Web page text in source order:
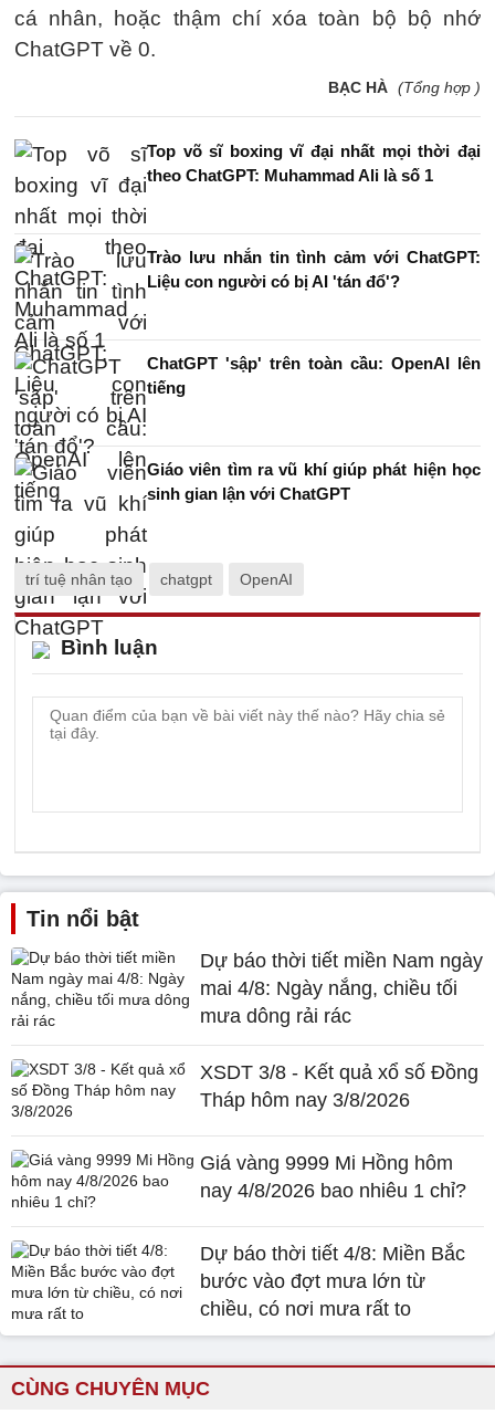
cá nhân, hoặc thậm chí xóa toàn bộ bộ nhớ
ChatGPT về 0.
BẠC HÀ (Tổng hợp )
Top võ sĩ boxing vĩ đại nhất mọi thời đại
theo ChatGPT: Muhammad Ali là số 1
Trào lưu nhắn tin tình cảm với ChatGPT:
Liệu con người có bị AI 'tán đổ'?
ChatGPT 'sập' trên toàn cầu: OpenAI lên
tiếng
Giáo viên tìm ra vũ khí giúp phát hiện học
sinh gian lận với ChatGPT
trí tuệ nhân tạo chatgpt OpenAI
Bình luận
Tin nổi bật
Dự báo thời tiết miền Nam ngày
mai 4/8: Ngày nắng, chiều tối
mưa dông rải rác
XSDT 3/8 - Kết quả xổ số Đồng
Tháp hôm nay 3/8/2026
Giá vàng 9999 Mi Hồng hôm
nay 4/8/2026 bao nhiêu 1 chỉ?
Dự báo thời tiết 4/8: Miền Bắc
bước vào đợt mưa lớn từ
chiều, có nơi mưa rất to
CÙNG CHUYÊN MỤC